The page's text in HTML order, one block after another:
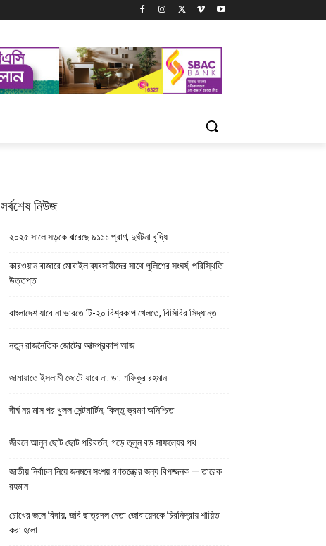
সর্বশেষ নিউজ
২০২৫ সালে সড়কে ঝরেছে ৯১১১ প্রাণ, দুর্ঘটনা বৃদ্ধি
কারওয়ান বাজারে মোবাইল ব্যবসায়ীদের সাথে পুলিশের সংঘর্ষ, পরিস্থিতি
উত্তপ্ত
বাংলাদেশ যাবে না ভারতে টি-২০ বিশ্বকাপ খেলতে, বিসিবির সিদ্ধান্ত
নতুন রাজনৈতিক জোটের আত্মপ্রকাশ আজ
জামায়াতে ইসলামী জোটে যাবে না: ডা. শফিকুর রহমান
দীর্ঘ নয় মাস পর খুলল সেন্টমার্টিন, কিন্তু ভ্রমণ অনিশ্চিত
জীবনে আনুন ছোট ছোট পরিবর্তন, গড়ে তুলুন বড় সাফল্যের পথ
জাতীয় নির্বাচন নিয়ে জনমনে সংশয় গণতন্ত্রের জন্য বিপজ্জনক — তারেক
রহমান
চোখের জলে বিদায়, জবি ছাত্রদল নেতা জোবায়েদকে চিরনিদ্রায় শায়িত
করা হলো